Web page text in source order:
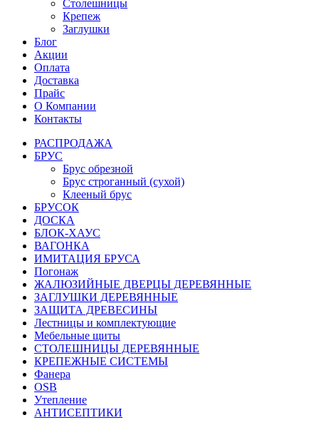
Столешницы
Крепеж
Заглушки
Блог
Акции
Оплата
Доставка
Прайс
О Компании
Контакты
РАСПРОДАЖА
БРУС
Брус обрезной
Брус строганный (сухой)
Клееный брус
БРУСОК
ДОСКА
БЛОК-ХАУС
ВАГОНКА
ИМИТАЦИЯ БРУСА
Погонаж
ЖАЛЮЗИЙНЫЕ ДВЕРЦЫ ДЕРЕВЯННЫЕ
ЗАГЛУШКИ ДЕРЕВЯННЫЕ
ЗАЩИТА ДРЕВЕСИНЫ
Лестницы и комплектующие
Мебельные щиты
СТОЛЕШНИЦЫ ДЕРЕВЯННЫЕ
КРЕПЕЖНЫЕ СИСТЕМЫ
Фанера
OSB
Утепление
АНТИСЕПТИКИ